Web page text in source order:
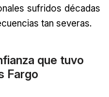
sufridos décadas
tan severas.
que tuvo
Fargo